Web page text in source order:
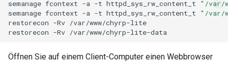
semanage fcontext -a -t httpd_sys_rw_content_t
"/var/
semanage fcontext -a -t httpd_sys_rw_content_t
"/var/
restorecon -Rv /var/www/chyrp-lite
restorecon -Rv
Öffnen Sie auf einem Client-Computer einen Webbrowser